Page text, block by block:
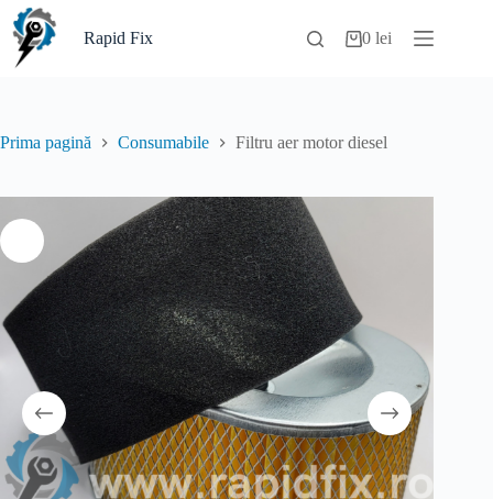
Sari
conținut
Rapid Fix
Coș0lei
Prima pagină Consumabile Filtru aer motor diesel